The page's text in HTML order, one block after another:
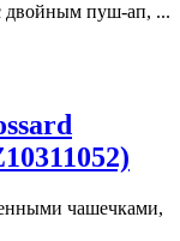
двойным пуш-ап, ...
чашечками,